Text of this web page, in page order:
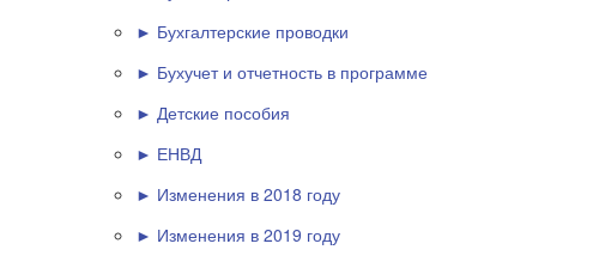
► Бухгалтерские проводки
► Бухучет и отчетность в программе
► Детские пособия
► ЕНВД
► Изменения в 2018 году
► Изменения в 2019 году